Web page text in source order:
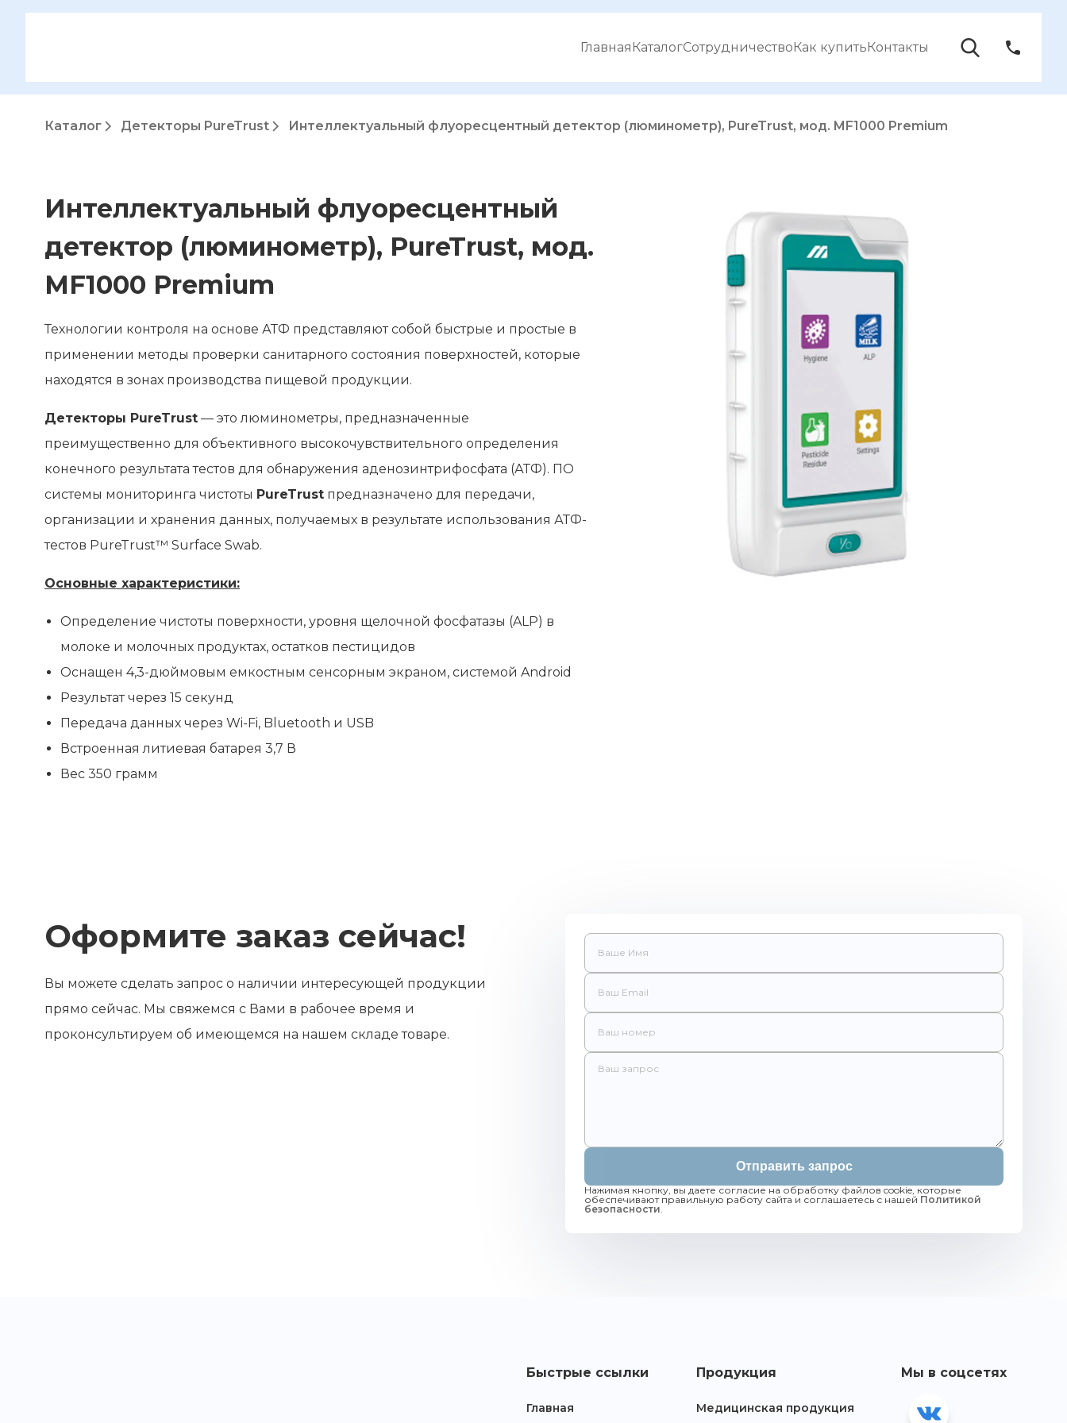
ГлавнаяКаталогСотрудничествоКак купитьКонтакты
Каталог Детекторы PureTrust Интеллектуальный флуоресцентный детектор (люминометр), PureTrust, мод. MF1000 Premium
Интеллектуальный флуоресцентный
детектор (люминометр), PureTrust, мод.
MF1000 Premium
Технологии контроля на основе АТФ представляют собой быстрые и простые в
применении методы проверки санитарного состояния поверхностей, которые
находятся в зонах производства пищевой продукции.
Детекторы PureTrust — это люминометры, предназначенные
преимущественно для объективного высокочувствительного определения
конечного результата тестов для обнаружения аденозинтрифосфата (АТФ). ПО
системы мониторинга чистоты PureTrust предназначено для передачи,
организации и хранения данных, получаемых в результате использования АТФ-
тестов PureTrust™ Surface Swab.
Основные характеристики:
Определение чистоты поверхности, уровня щелочной фосфатазы (ALP) в
молоке и молочных продуктах, остатков пестицидов
Оснащен 4,3-дюймовым емкостным сенсорным экраном, системой Android
Результат через 15 секунд
Передача данных через Wi-Fi, Bluetooth и USB
Встроенная литиевая батарея 3,7 В
Вес 350 грамм
Оформите заказ сейчас!
Вы можете сделать запрос о наличии интересующей продукции
прямо сейчас. Мы свяжемся с Вами в рабочее время и
проконсультируем об имеющемся на нашем складе товаре.
Отправить запрос
Нажимая кнопку, вы даете согласие на обработку файлов cookie, которые
обеспечивают правильную работу сайта и соглашаетесь с нашей Политикой
безопасности.
Быстрые ссылки
Главная
Продукция
Медицинская продукция
Мы в соцсетях